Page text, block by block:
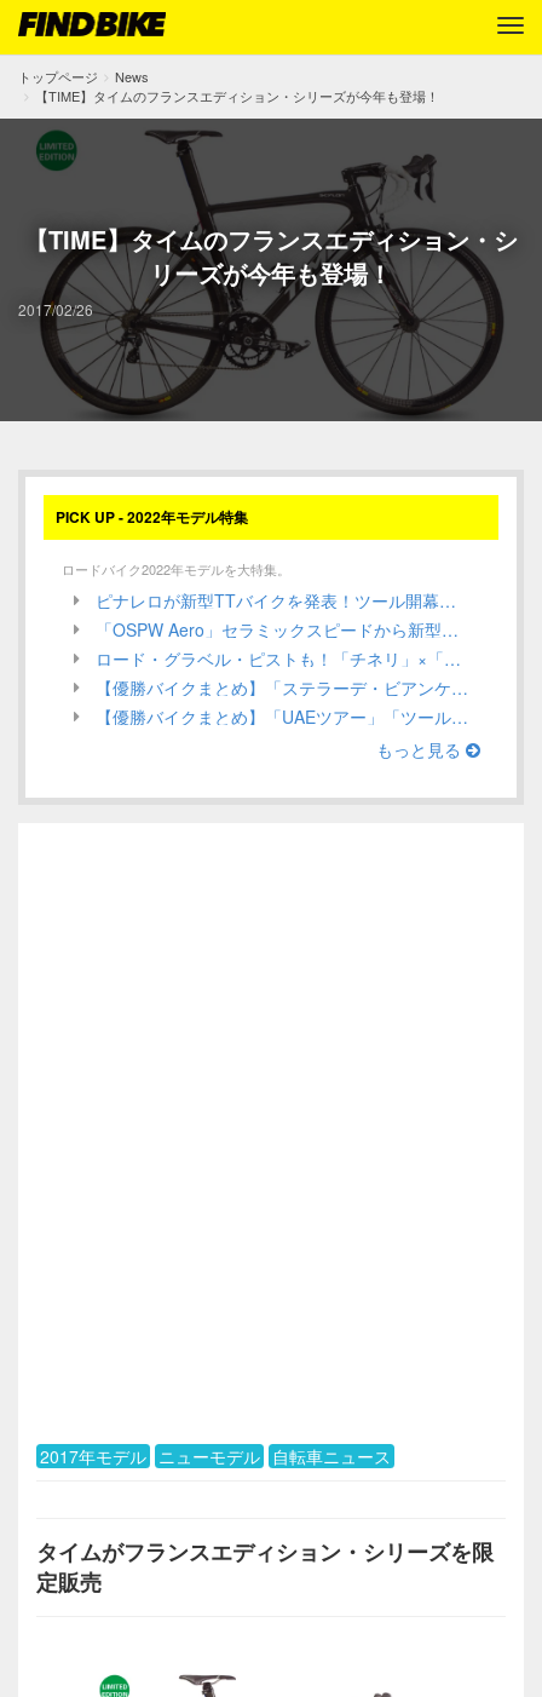
トップページ
News
【TIME】タイムのフランスエディション・シリーズが今年も登場！
【TIME】タイムのフランスエディション・シ
リーズが今年も登場！
2017/02/26
PICK UP - 2022年モデル特集
ロードバイク2022年モデルを大特集。
ピナレロが新型TTバイクを発表！ツール開幕戦でガンナがステージ優勝を狙う！／ INEOS Grenadiers【Tour de France 2022】
「OSPW Aero」セラミックスピードから新型エアロプーリーシステムが発売！UCI規定による認定は？／CeramicSpeed
ロード・グラベル・ピストも！「チネリ」×「インテル」ミラノを代表する2つのアイコンがコラボアイテムを発表／Cinelli 2022年モデル ロードバイク
【優勝バイクまとめ】「ステラーデ・ビアンケ」ほか、3月第1週目／ロードレース 2022
【優勝バイクまとめ】「UAEツアー」「ツール・ド・ルワンダ」ほか、2月第4週目（Stage Race編）／ロードレース 2022
もっと見る
2017年モデル ニューモデル 自転車ニュース
タイムがフランスエディション・シリーズを限
定販売